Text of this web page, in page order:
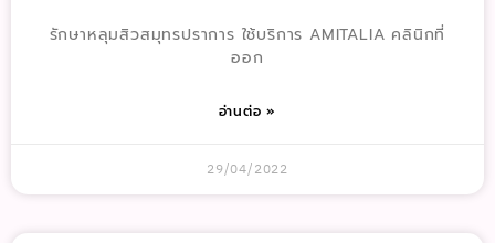
รักษาหลุมสิวสมุทรปราการ ใช้บริการ AMITALIA คลินิกที่
ออก
อ่านต่อ »
29/04/2022